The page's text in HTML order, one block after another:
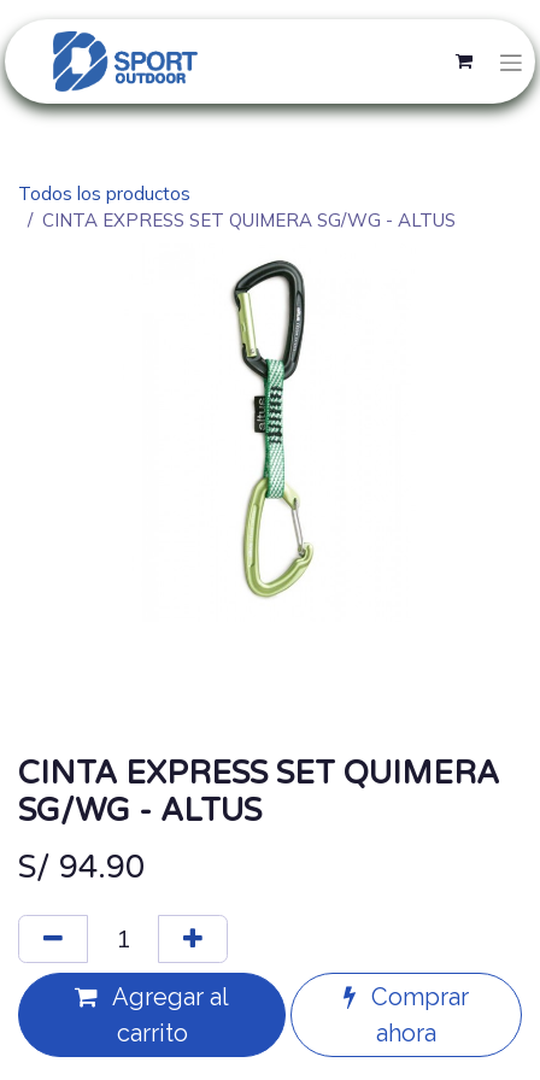
Todos los productos
CINTA EXPRESS SET QUIMERA SG/WG - ALTUS
CINTA EXPRESS SET QUIMERA
SG/WG - ALTUS
S/ 94.90
Agregar al
carrito
Comprar
ahora